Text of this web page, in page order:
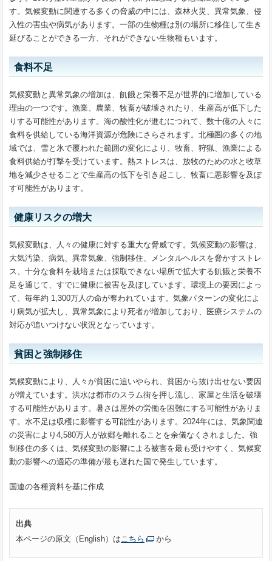
す。気候変動に関連する多くの脅威の中には、森林火災、異常気象、侵
入性の害虫や病気があります。一部の生物種は別の場所に移住して生き
延びることができる一方、それができない生物種もいます。
食料不足
気候変動と異常気象の増加は、飢餓と栄養不足が世界的に増加している
理由の一つです。漁業、農業、牧畜が破壊されたり、生産高が低下した
りする可能性があります。海の酸性化が進むにつれて、数十億の人々に
食料を供給している海洋資源が危険にさらされます。北極圏の多くの地
域では、雪と氷で覆われた範囲の変化により、牧畜、狩猟、漁業による
食料供給が打撃を受けています。熱ストレスは、放牧のための水と牧草
地を減少させることで生産高の低下を引き起こし、牧畜に悪影響を及ぼ
す可能性があります。
健康リスクの増大
気候変動は、人々の健康に対する重大な脅威です。気候変動の影響は、
大気汚染、病気、異常気象、強制移住、メンタルヘルスを脅かすストレ
ス、十分な食料を栽培または採取できない場所で拡大する飢餓と栄養不
足を通じて、すでに健康に被害を及ぼしています。環境上の要因によっ
て、毎年約 1,300万人の命が奪われています。気象パターンの変化によ
り病気が拡大し、異常気象により死者が増加しており、医療システムの
対応が追いつけない状況となっています。
貧困と強制移住
気候変動により、人々が貧困に追いやられ、貧困から抜け出せない要因
が増えています。洪水は都市のスラム街を押し流し、家屋と生活を破壊
する可能性があります。暑さは屋外の労働を困難にする可能性がありま
す。水不足は収穫に影響する可能性があります。2024年には、気象関連
の災害により4,580万人が故郷を離れることを余儀なくされました。強
制移住の多くは、気候変動の影響による被害を最も受けやすく、気候変
動の影響への適応の準備が最も遅れた国で発生しています。
国連の各種資料を基に作成
出典
本ページの原文（English）はこちら から